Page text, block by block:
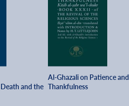
and the
Al-Ghazali on Patience and
Thankfulness